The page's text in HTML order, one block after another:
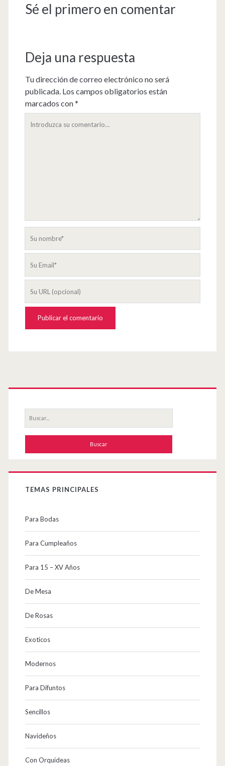
Sé el primero en comentar
Deja una respuesta
Tu dirección de correo electrónico no será
publicada. Los campos obligatorios están
marcados con*
de
Sidebar
Buscar
por:
TEMAS PRINCIPALES
Para Bodas
Para Cumpleaños
Para 15 – XV Años
De Mesa
De Rosas
Exoticos
Modernos
Para Difuntos
Sencillos
Navideños
Con Orquideas